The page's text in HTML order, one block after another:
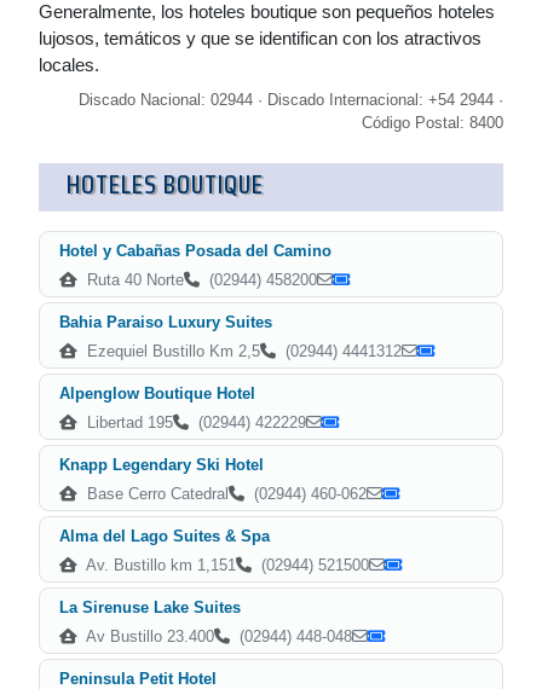
Generalmente, los hoteles boutique son pequeños hoteles
lujosos, temáticos y que se identifican con los atractivos
locales.
Discado Nacional: 02944 · Discado Internacional: +54 2944 ·
Código Postal: 8400
HOTELES BOUTIQUE
Hotel y Cabañas Posada del Camino
Ruta 40 Norte
(02944) 458200
Bahia Paraiso Luxury Suites
Ezequiel Bustillo Km 2,5
(02944) 4441312
Alpenglow Boutique Hotel
Libertad 195
(02944) 422229
Knapp Legendary Ski Hotel
Base Cerro Catedral
(02944) 460-062
Alma del Lago Suites & Spa
Av. Bustillo km 1,151
(02944) 521500
La Sirenuse Lake Suites
Av Bustillo 23.400
(02944) 448-048
Peninsula Petit Hotel